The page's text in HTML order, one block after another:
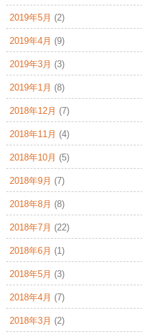
2019年5月 (2)
2019年4月 (9)
2019年3月 (3)
2019年1月 (8)
2018年12月 (7)
2018年11月 (4)
2018年10月 (5)
2018年9月 (7)
2018年8月 (8)
2018年7月 (22)
2018年6月 (1)
2018年5月 (3)
2018年4月 (7)
2018年3月 (2)